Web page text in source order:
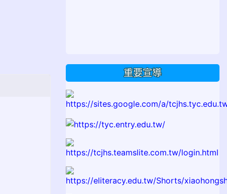
重要宣導